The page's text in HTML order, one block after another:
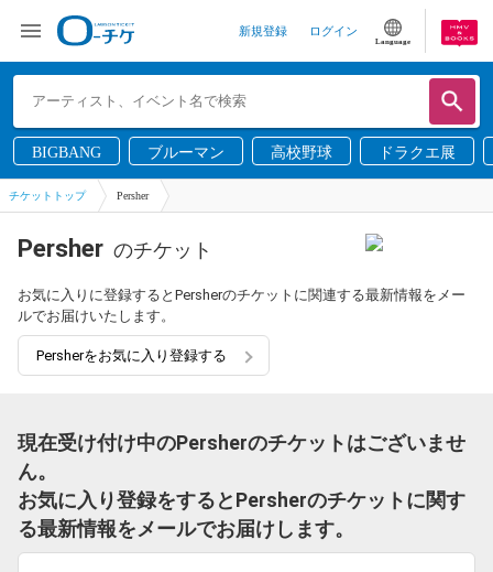
新規登録 ログイン
Language
BIGBANG ブルーマン 高校野球 ドラクエ展
チケットトップ Persher
Persher のチケット
お気に入りに登録するとPersherのチケットに関連する最新情報をメー
ルでお届けいたします。
Persherをお気に入り登録する
現在受け付け中のPersherのチケットはございませ
ん。
お気に入り登録をするとPersherのチケットに関す
る最新情報をメールでお届けします。